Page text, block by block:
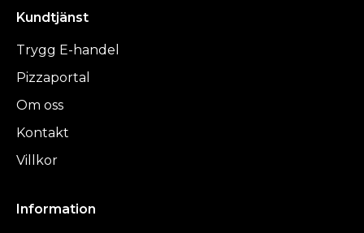
Kundtjänst
Trygg E-handel
Pizzaportal
Om oss
Kontakt
Villkor
Information